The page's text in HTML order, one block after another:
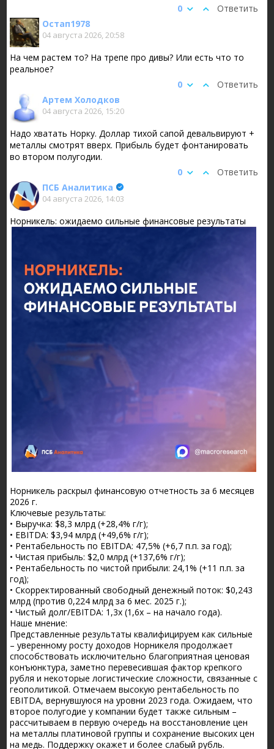
Ответить
0
Остап1978
04 августа 2026, 20:58
На чем растем то? На трепе про дивы? Или есть что то
реальное?
Ответить
0
Артем Холодков
04 августа 2026, 15:20
Надо хватать Норку. Доллар тихой сапой девальвируют +
металлы смотрят вверх. Прибыль будет фонтанировать
во втором полугодии.
Ответить
0
ПСБ Аналитика
04 августа 2026, 14:03
Норникель: ожидаемо сильные финансовые результаты
Норникель раскрыл финансовую отчетность за 6 месяцев
2026 г.
Ключевые результаты:
• Выручка: $8,3 млрд (+28,4% г/г);
• EBITDA: $3,94 млрд (+49,6% г/г);
• Рентабельность по EBITDA: 47,5% (+6,7 п.п. за год);
• Чистая прибыль: $2,0 млрд (+137,6% г/г);
• Рентабельность по чистой прибыли: 24,1% (+11 п.п. за
год);
• Скорректированный свободный денежный поток: $0,243
млрд (против 0,224 млрд за 6 мес. 2025 г.);
• Чистый долг/EBITDA: 1,3x (1,6х – на начало года).
Наше мнение:
Представленные результаты квалифицируем как сильные
– уверенному росту доходов Норникеля продолжает
способствовать исключительно благоприятная ценовая
конъюнктура, заметно перевесившая фактор крепкого
рубля и некоторые логистические сложности, связанные с
геополитикой. Отмечаем высокую рентабельность по
EBITDA, вернувшуюся на уровни 2023 года. Ожидаем, что
второе полугодие у компании будет также сильным –
рассчитываем в первую очередь на восстановление цен
на металлы платиновой группы и сохранение высоких цен
на медь. Поддержку окажет и более слабый рубль.